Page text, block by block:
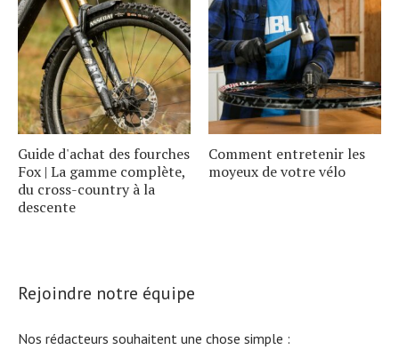
Guide d'achat des fourches
Fox | La gamme complète,
du cross-country à la
descente
Comment entretenir les
moyeux de votre vélo
Rejoindre notre équipe
Nos rédacteurs souhaitent une chose simple :